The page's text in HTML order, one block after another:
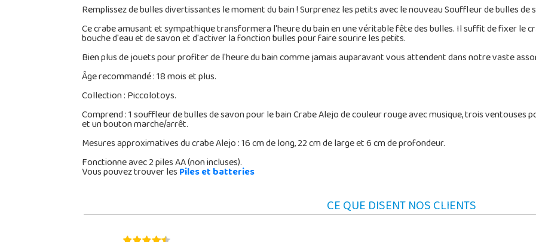
Remplissez de bulles divertissantes le moment du bain ! Surprenez les petits avec le nouveau Souffleur de bulles de
Ce crabe amusant et sympathique transformera l'heure du bain en une véritable fête des bulles. Il suffit de fixer le
bouche d'eau et de savon et d'activer la fonction bulles pour faire sourire les petits.
Bien plus de jouets pour profiter de l'heure du bain comme jamais auparavant vous attendent dans notre vaste
Âge recommandé : 18 mois et plus.
Collection : Piccolotoys.
Comprend : 1 souffleur de bulles de savon pour le bain Crabe Alejo de couleur rouge avec musique, trois ventouses
et un bouton marche/arrêt.
Mesures approximatives du crabe Alejo : 16 cm de long, 22 cm de large et 6 cm de profondeur.
Fonctionne avec 2 piles AA (non incluses).
Vous pouvez trouverlesPiles et batteries
CE QUE DISENT NOS CLIENTS